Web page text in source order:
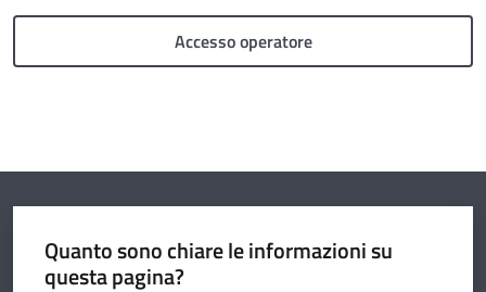
Seguici
Accesso operatore
Quanto sono chiare le informazioni su
questa pagina?